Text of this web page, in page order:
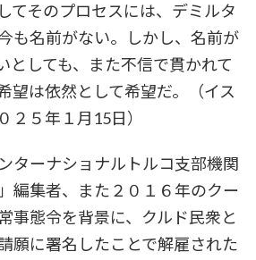
てそのプロセスには、デミルタ
も名前がない。しかし、名前が
としても、また不信で貫かれて
望は依然として希望だ。（イス
２５年１月15日）
ターナショナルトルコ支部機関
編集者、また２０１６年のクー
事態令を背景に、クルド民衆と
願に署名したことで解雇された